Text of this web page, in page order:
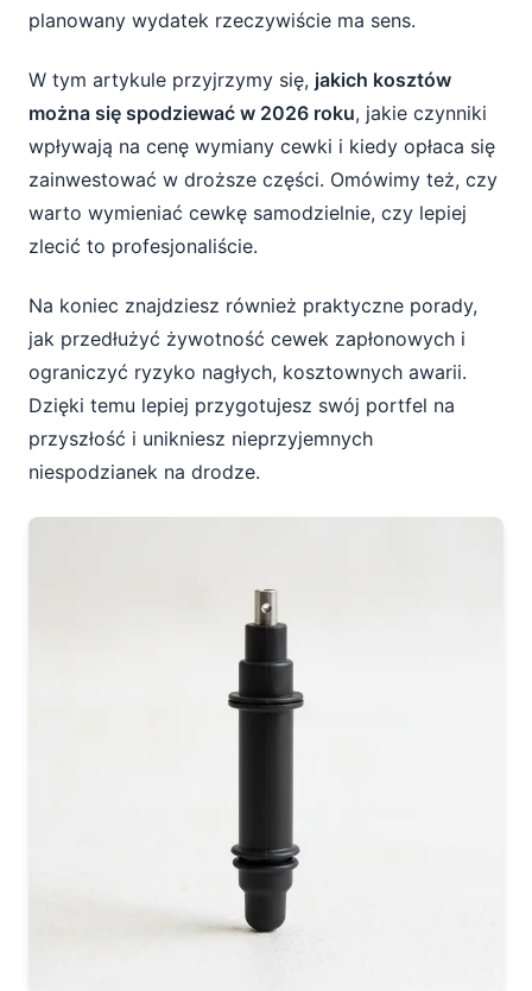
Koszt jednej cewki zapłonowej – część
Koszt robocizny przy wymianie cewki
Całkowity koszt wymiany jednej cewki
zapłonowej w 2026 roku
Wymiana cewki zapłonowej: samodzielnie
czy u mechanika?
Kiedy można wymienić cewkę
samodzielnie?
Kiedy lepiej zlecić wymianę profesjonaliście?
Jak przedłużyć życie cewek i ograniczyć
przyszłe koszty?
Regularna wymiana świec zapłonowych
Kontrola przewodów i złączy
planowany wydatek rzeczywiście ma sens.
W tym artykule przyjrzymy się, jakich kosztów
można się spodziewać w 2026 roku, jakie czynniki
wpływają na cenę wymiany cewki i kiedy opłaca się
zainwestować w droższe części. Omówimy też, czy
warto wymieniać cewkę samodzielnie, czy lepiej
zlecić to profesjonaliście.
Na koniec znajdziesz również praktyczne porady,
jak przedłużyć żywotność cewek zapłonowych i
ograniczyć ryzyko nagłych, kosztownych awarii.
Dzięki temu lepiej przygotujesz swój portfel na
przyszłość i unikniesz nieprzyjemnych
niespodzianek na drodze.